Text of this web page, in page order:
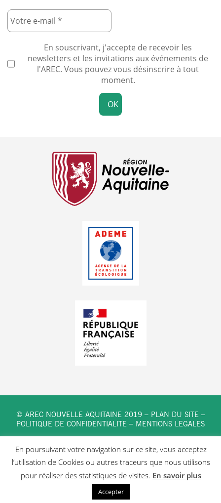
En souscrivant, j'accepte de recevoir les
newsletters et les invitations aux événements de
l'AREC. Vous pouvez vous désinscrire à tout
moment.
© AREC NOUVELLE AQUITAINE 2019 – PLAN DU SITE –
POLITIQUE DE CONFIDENTIALITE – MENTIONS LEGALES
En poursuivant votre navigation sur ce site, vous acceptez
l’utilisation de Cookies ou autres traceurs que nous utilisons
pour réaliser des statistiques de visites. En savoir plus
Accepter
Button